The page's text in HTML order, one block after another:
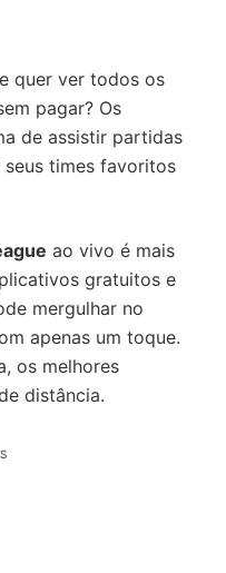
e quer ver todos os
pagar? Os
de assistir partidas
times favoritos
ao vivo é mais
gratuitos e
mergulhar no
apenas um toque.
os melhores
distância.